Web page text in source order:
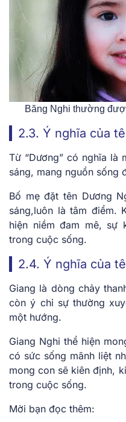
Băng Nghi thường
2.3. Ý nghĩa của
Từ “Dương” có nghĩa là
sáng, mang nguồn sống
Bố mẹ đặt tên Dương
sáng,luôn là tâm điểm.
hiện niềm đam mê, sự
trong cuộc sống.
2.4. Ý nghĩa của
Giang là dòng chảy
còn ý chỉ sự thường
một hướng.
Giang Nghi thể hiện
có sức sống mãnh liệt
mong con sẽ kiên định,
trong cuộc sống.
Mời bạn đọc thêm: